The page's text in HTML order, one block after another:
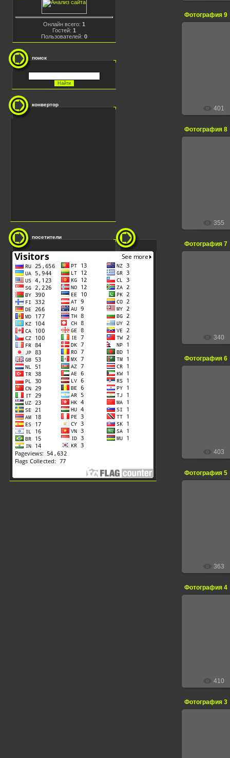
Онлайн всего: 1
Гостей: 1
Пользователей: 0
поиск
конвертор
посетители
Фотография 9
401
Фотография 8
355
Фотография 7
340
Фотография 6
403
Фотография 5
363
Фотография 4
410
Фотография 3